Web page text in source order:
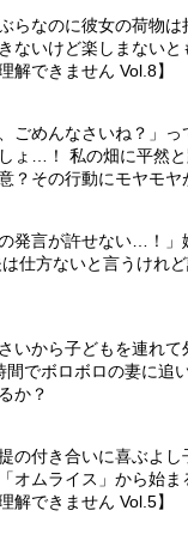
らなのに彼女の荷物
ないけど楽しまないと
解できません Vol.8】
、ごめんなさいね？」
ょ…！ 私の畑に平然
？その行動にモヤモヤ
の発言が許せない…！
仕方ないと言うけれ
さいから子どもを連れ
間でボロボロの妻に追
か？
の付き合いに喜ぶよ
オムライス」から始
解できません Vol.5】